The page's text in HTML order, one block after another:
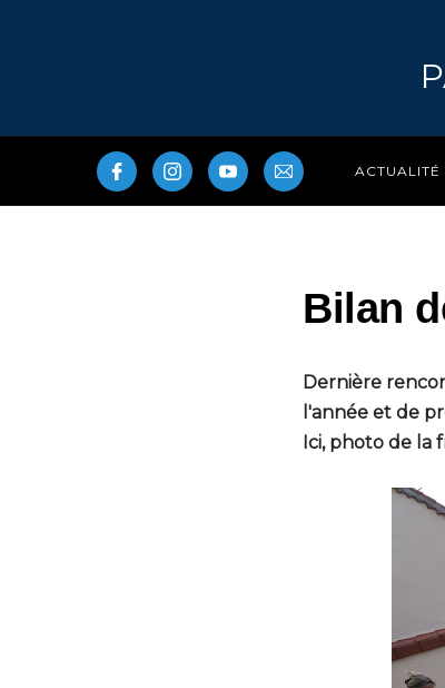
ACTUALITÉ
Bilan
Dernière
l'année et de
Ici, photo de la